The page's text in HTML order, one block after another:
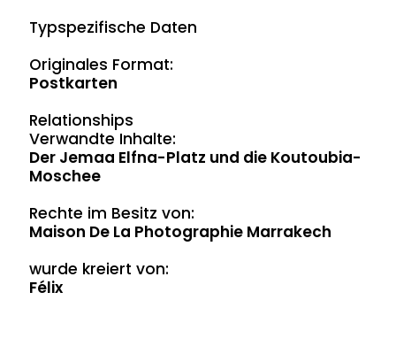
Typspezifische Daten
Originales Format:
Postkarten
Relationships
Verwandte Inhalte:
Der Jemaa Elfna-Platz und die Koutoubia-
Moschee
Rechte im Besitz von:
Maison De La Photographie Marrakech
wurde kreiert von:
Félix